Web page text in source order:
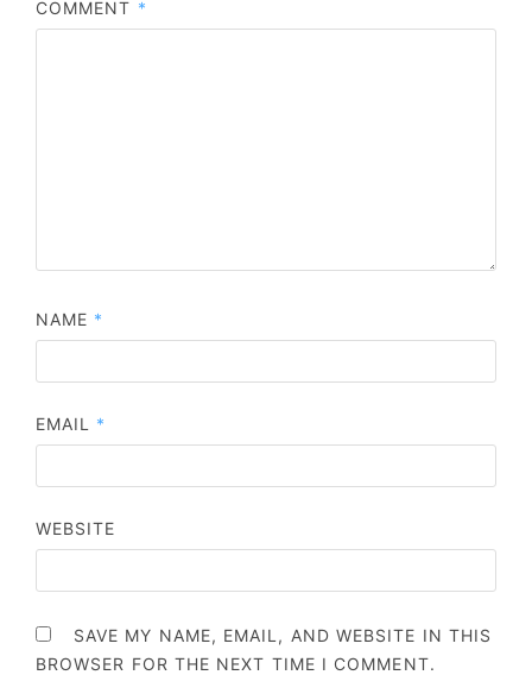
COMMENT *
NAME *
EMAIL *
WEBSITE
SAVE MY NAME, EMAIL, AND WEBSITE IN THIS
BROWSER FOR THE NEXT TIME I COMMENT.